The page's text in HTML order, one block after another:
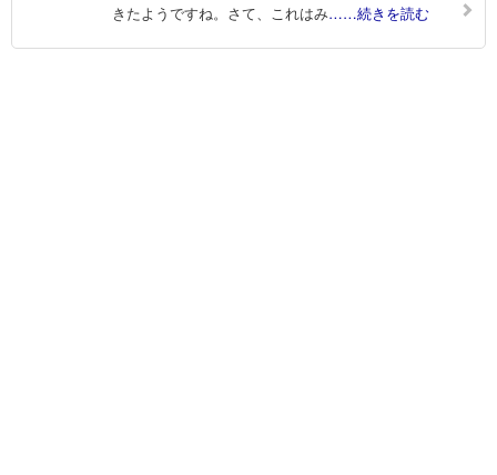
きたようですね。さて、これはみ……続きを読む